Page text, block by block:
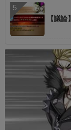
【議